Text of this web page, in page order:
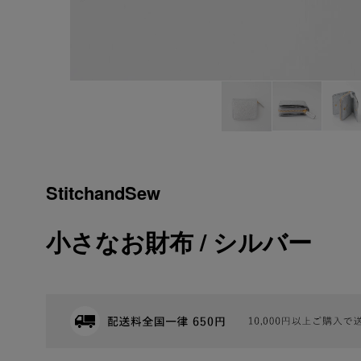
StitchandSew
小さなお財布 / シルバー